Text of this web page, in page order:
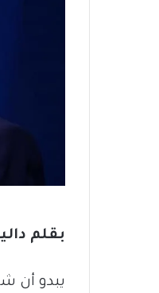
بقلم
يبدو أن